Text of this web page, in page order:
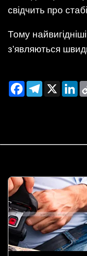
свідчить про
Тому
з’являються
FacebookTelegram
X